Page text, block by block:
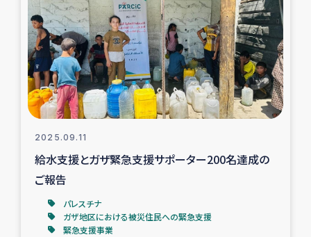
ガザ地区酪農を通した女性グループの生計支援
ふりかけ普及と食生活改善による栄養改善事業
フェアトレード事業
緊急支援事業
女性の生計向上を通じた子どもの栄養改善事業
2025.09.11
給水支援とガザ緊急支援サポーター200名達成の
ご報告
パレスチナ
ガザ地区における被災住民への緊急支援
緊急支援事業